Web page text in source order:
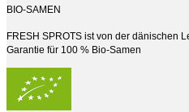
BIO-SAMEN
FRESH SPROTS ist von der dänischen
Garantie für 100 % Bio-Samen